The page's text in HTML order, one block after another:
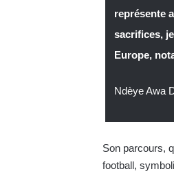
représente
sacrifices,
Europe,
Ndèye Awa
Son parcours,
football,